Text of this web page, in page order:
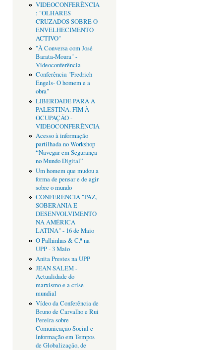
VIDEOCONFERÊNCIA
: "OLHARES
CRUZADOS SOBRE O
ENVELHECIMENTO
ACTIVO"
"À Conversa com José
Barata-Moura" -
Videoconferência
Conferência "Fredrich
Engels- O homem e a
obra"
LIBERDADE PARA A
PALESTINA. FIM À
OCUPAÇÃO -
VIDEOCONFERÊNCIA
Acesso à informação
partilhada no Workshop
“Navegar em Segurança
no Mundo Digital”
Um homem que mudou a
forma de pensar e de agir
sobre o mundo
CONFERÊNCIA "PAZ,
SOBERANIA E
DESENVOLVIMENTO
NA AMÉRICA
LATINA" - 16 de Maio
O Palhinhas & C.ª na
UPP - 3 Maio
Anita Prestes na UPP
JEAN SALEM -
Actualidade do
marxismo e a crise
mundial
Vídeo da Conferência de
Bruno de Carvalho e Rui
Pereira sobre
Comunicação Social e
Informação em Tempos
de Globalização, de